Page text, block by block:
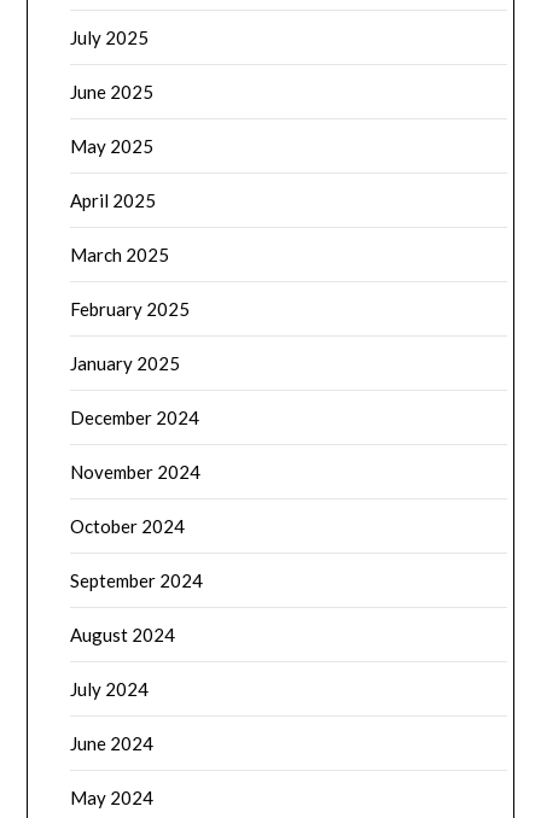
July 2025
June 2025
May 2025
April 2025
March 2025
February 2025
January 2025
December 2024
November 2024
October 2024
September 2024
August 2024
July 2024
June 2024
May 2024